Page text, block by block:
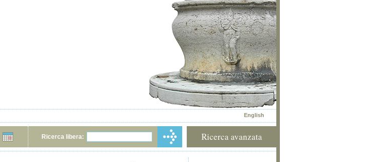
English
Ricerca libera: Ricerca avanzata